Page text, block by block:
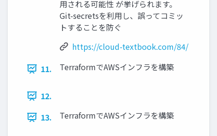
用される可能性 が挙げられます。
Git-secretsを利用し、誤ってコミッ
トすることを防ぐ
https://cloud-textbook.com/84/
11.
TerraformでAWSインフラを構築
12.
13.
TerraformでAWSインフラを構築